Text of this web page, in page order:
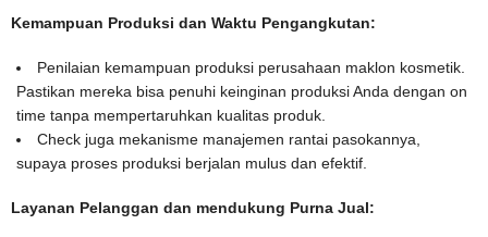
Kemampuan Produksi dan Waktu Pengangkutan:
Penilaian kemampuan produksi perusahaan maklon kosmetik.
Pastikan mereka bisa penuhi keinginan produksi Anda dengan on
time tanpa mempertaruhkan kualitas produk.
Check juga mekanisme manajemen rantai pasokannya,
supaya proses produksi berjalan mulus dan efektif.
Layanan Pelanggan dan mendukung Purna Jual: